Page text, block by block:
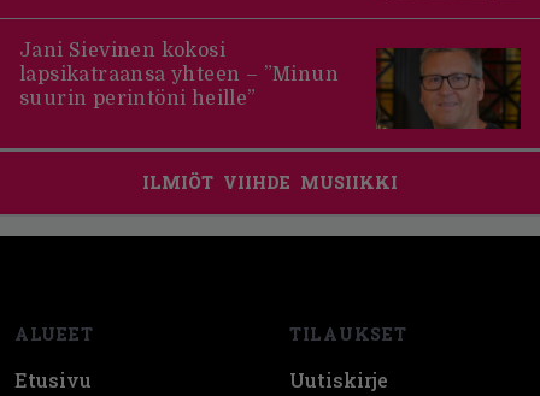
Jani Sievinen kokosi
lapsikatraansa yhteen – ”Minun
suurin perintöni heille”
ILMIÖT VIIHDE MUSIIKKI
ALUEET
Etusivu
TILAUKSET
Uutiskirje